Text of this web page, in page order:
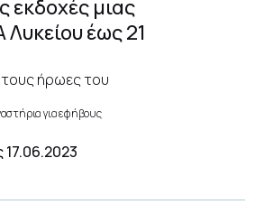
17.06.2023
εκδοχές μιας
Λυκείου έως 21
ήρωες του
για εφήβους